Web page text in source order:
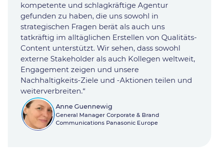
kompetente und schlagkräftige Agentur
gefunden zu haben, die uns sowohl in
strategischen Fragen berät als auch uns
tatkräftig im alltäglichen Erstellen von Qualitäts-
Content unterstützt. Wir sehen, dass sowohl
externe Stakeholder als auch Kollegen weltweit,
Engagement zeigen und unsere
Nachhaltigkeits-Ziele und -Aktionen teilen und
weiterverbreiten.“
Anne Guennewig
General Manager Corporate & Brand
Communications Panasonic Europe